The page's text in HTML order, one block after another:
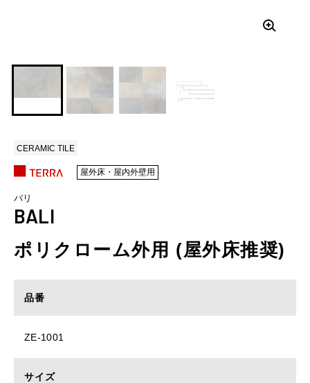
CERAMIC TILE
屋外床・屋内外壁用
バリ
BALI
ポリクローム外用 (屋外床推奨)
品番
ZE-1001
サイズ